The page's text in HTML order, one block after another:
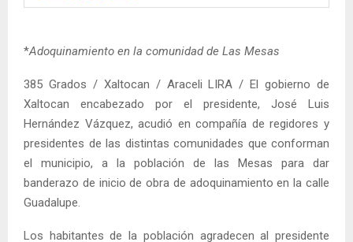
*Adoquinamiento en la comunidad de Las Mesas
385 Grados / Xaltocan / Araceli LIRA / El gobierno de
Xaltocan encabezado por el presidente, José Luis
Hernández Vázquez, acudió en compañía de regidores y
presidentes de las distintas comunidades que conforman
el municipio, a la población de las Mesas para dar
banderazo de inicio de obra de adoquinamiento en la calle
Guadalupe.
Los habitantes de la población agradecen al presidente